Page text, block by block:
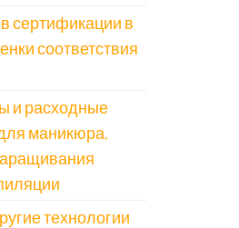
сертификации в
соответствия
и расходные
маникюра,
технологии